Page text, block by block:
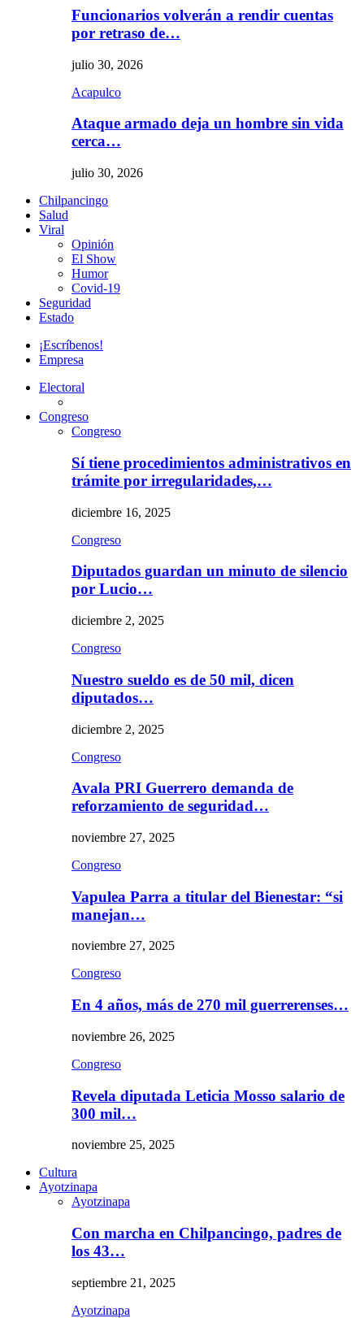
Funcionarios volverán a rendir cuentas
por retraso de…
julio 30, 2026
Acapulco
Ataque armado deja un hombre sin vida
cerca…
julio 30, 2026
Chilpancingo
Salud
Viral
Opinión
El Show
Humor
Covid-19
Seguridad
Estado
¡Escríbenos!
Empresa
Electoral
Congreso
Congreso
Sí tiene procedimientos administrativos en
trámite por irregularidades,…
diciembre 16, 2025
Congreso
Diputados guardan un minuto de silencio
por Lucio…
diciembre 2, 2025
Congreso
Nuestro sueldo es de 50 mil, dicen
diputados…
diciembre 2, 2025
Congreso
Avala PRI Guerrero demanda de
reforzamiento de seguridad…
noviembre 27, 2025
Congreso
Vapulea Parra a titular del Bienestar: “si
manejan…
noviembre 27, 2025
Congreso
En 4 años, más de 270 mil guerrerenses…
noviembre 26, 2025
Congreso
Revela diputada Leticia Mosso salario de
300 mil…
noviembre 25, 2025
Cultura
Ayotzinapa
Ayotzinapa
Con marcha en Chilpancingo, padres de
los 43…
septiembre 21, 2025
Ayotzinapa